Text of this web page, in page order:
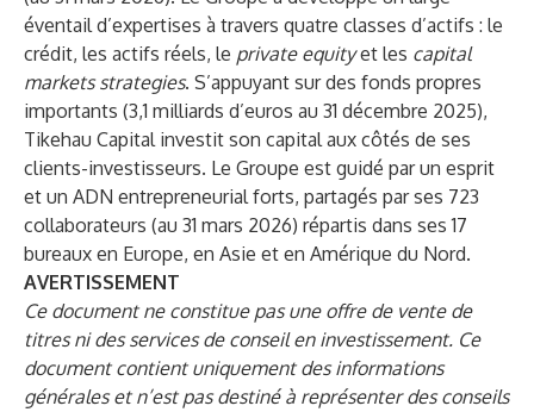
éventail d’expertises à travers quatre classes d’actifs : le
crédit, les actifs réels, le private equityet les capital
markets strategies. S’appuyant sur des fonds propres
importants (3,1 milliards d’euros au 31 décembre 2025),
Tikehau Capital investit son capital aux côtés de ses
clients-investisseurs. Le Groupe est guidé par un esprit
et un ADN entrepreneurial forts, partagés par ses 723
collaborateurs (au 31 mars 2026) répartis dans ses 17
bureaux en Europe, en Asie et en Amérique du Nord.
AVERTISSEMENT
Ce document ne constitue pas une offre de vente de
titres ni des services de conseil en investissement. Ce
document contient uniquement des informations
générales et n’est pas destiné à représenter des conseils